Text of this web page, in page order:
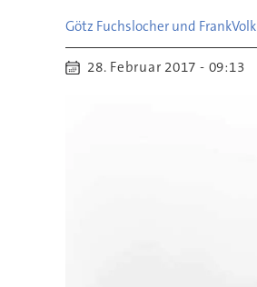
Götz Fuchslocher und FrankVolk
28. Februar 2017 - 09:13